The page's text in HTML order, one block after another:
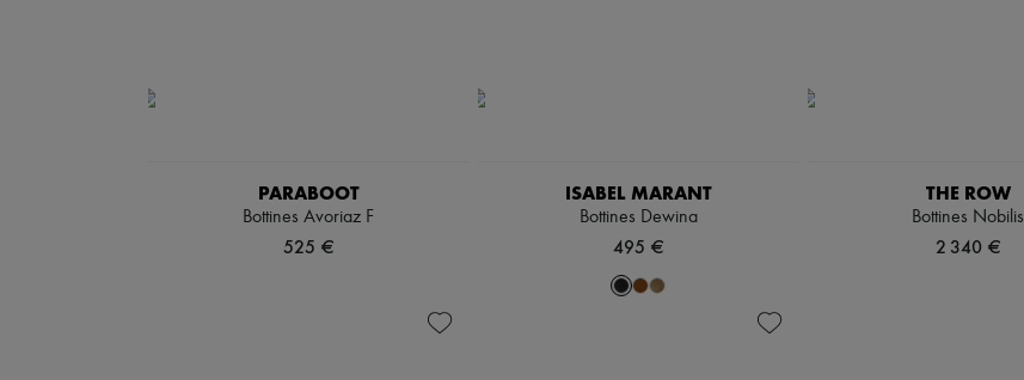
PARABOOT
Bottines Avoriaz F
525 €
ISABEL MARANT
Bottines Dewina
495 €
THE ROW
Bottines Nobilis
2 340 €